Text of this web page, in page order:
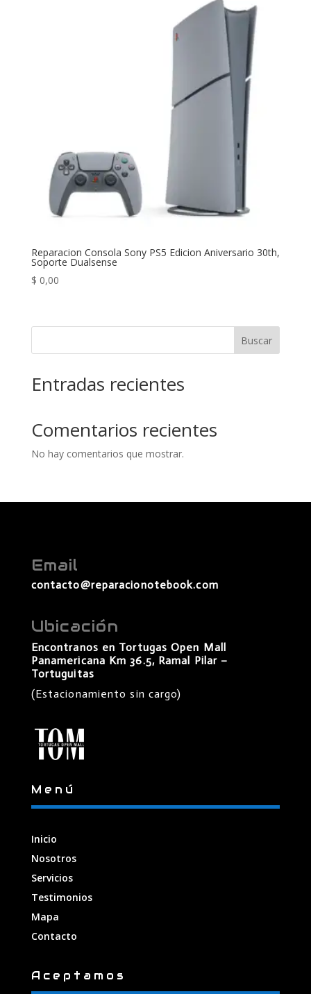
Reparacion Consola Sony PS5 Edicion Aniversario 30th,
Soporte Dualsense
$ 0,00
Buscar
Entradas recientes
Comentarios recientes
No hay comentarios que mostrar.
Email
contacto@reparacionotebook.com
Ubicación
Encontranos en Tortugas Open Mall
Panamericana Km 36.5, Ramal Pilar –
Tortuguitas
(Estacionamiento sin cargo)
Menú
Inicio
Nosotros
Servicios
Testimonios
Mapa
Contacto
Aceptamos